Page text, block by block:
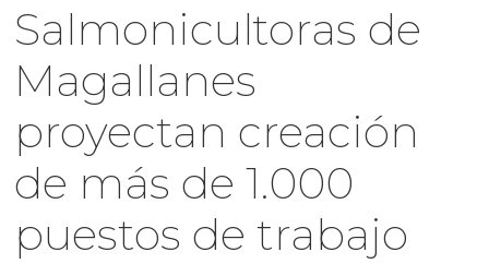
Salmonicultoras de
Magallanes
proyectan creación
de más de 1.000
puestos de trabajo